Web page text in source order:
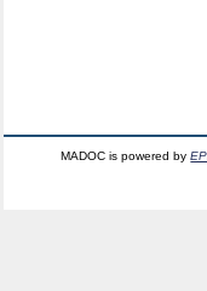
MADOC is powered by